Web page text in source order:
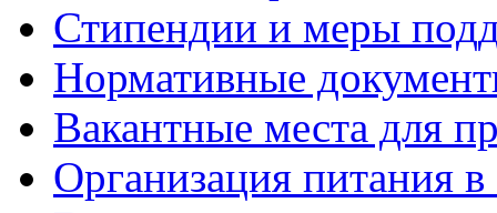
Стипендии и меры
Нормативные
Вакантные места для
Организация питания в